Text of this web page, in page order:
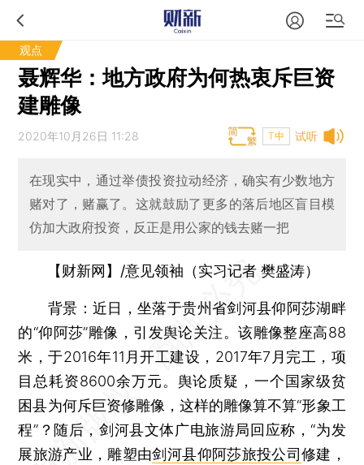
观点
聂辉华：地方政府为何热衷斥巨资
建雕像
试听
2020年10月26日 11:28 T中
在现实中，通过举债投资拉动经济，确实有少数地方
赌对了，赌赢了。这就鼓励了更多的落后地区盲目模
仿加大政府投资，反正是用公家的钱去赌一把
【财新网】/意见领袖（实习记者 樊盛涛）
背景 ：近日，坐落于贵州省剑河县仰阿莎湖畔
的“仰阿莎”雕像，引发舆论关注。该雕像整座高88
米，于2016年11月开工建设，2017年7月完工，项
目总耗资8600余万元。舆论质疑，一个国家级贫
困县为何斥巨资修雕像，这样的雕像算不算“形象工
程”？随后，剑河县文体广电旅游局回应称，“为发
展旅游产业，雕塑由剑河县仰阿莎旅投公司修建，